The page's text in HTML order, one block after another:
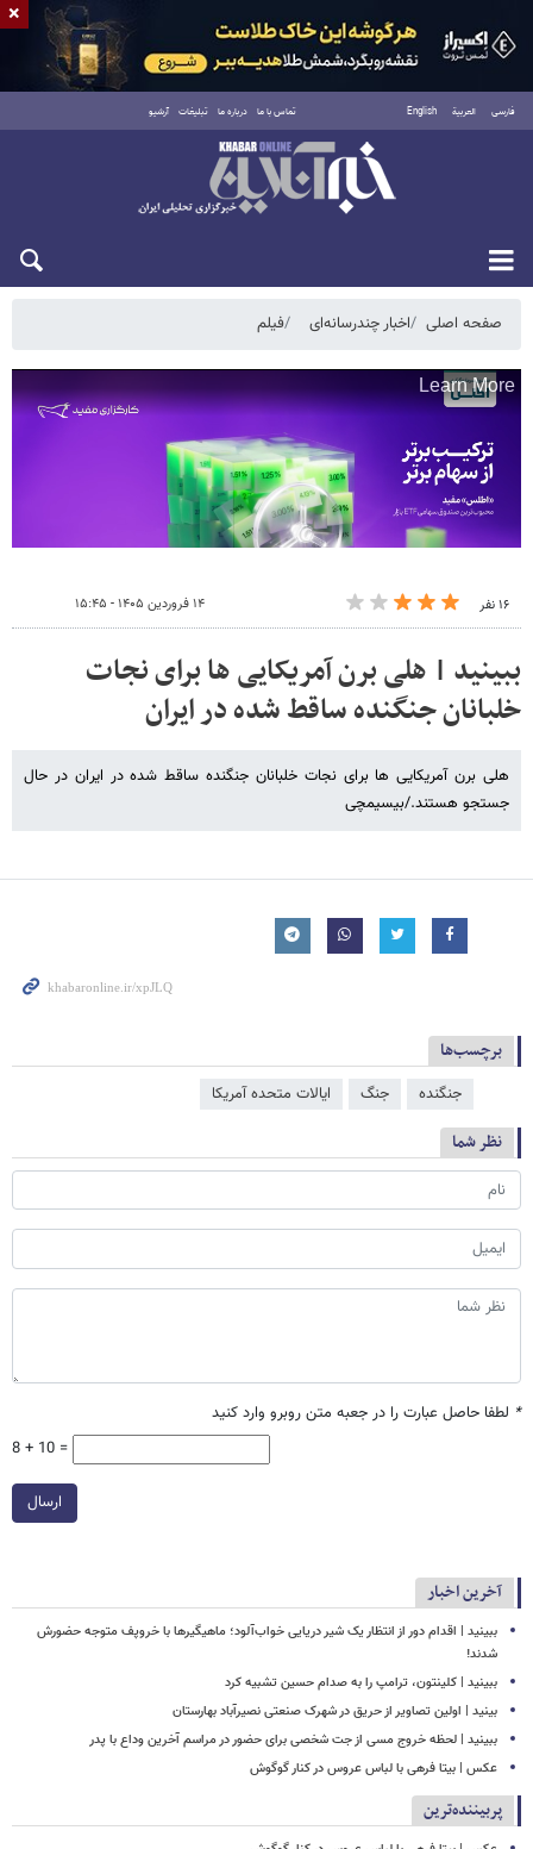
فارسی العربية English تماس با ما درباره ما تبلیغات آرشیو
یکشنبه ۱۸ مرداد ۱۴۰۵
صفحه اصلی اخبار چندرسانه‌ای فیلم
۱۶ نفر ۱۴ فروردین ۱۴۰۵ - ۱۵:۴۵
ببینید | هلی برن آمریکایی ها برای نجات
خلبانان جنگنده ساقط شده در ایران
هلی برن آمریکایی ها برای نجات خلبانان جنگنده ساقط شده در ایران در حال
جستجو هستند./بیسیمچی
برچسب‌ها
جنگنده جنگ ایالات متحده آمریکا
نظر شما
* لطفا حاصل عبارت را در جعبه متن روبرو وارد کنید
8 + 10 =
ارسال
آخرین اخبار
ببینید | اقدام دور از انتظار یک شیر دریایی خواب‌آلود؛ ماهیگیرها با خروپف متوجه حضورش
شدند!
ببینید | کلینتون، ترامپ را به صدام حسین تشبیه کرد
بینید | اولین تصاویر از حریق در شهرک صنعتی نصیرآباد بهارستان
ببینید | لحظه خروج مسی از جت شخصی برای حضور در مراسم آخرین وداع با پدر
عکس | بیتا فرهی با لباس عروس در کنار گوگوش
پربیننده‌ترین
×